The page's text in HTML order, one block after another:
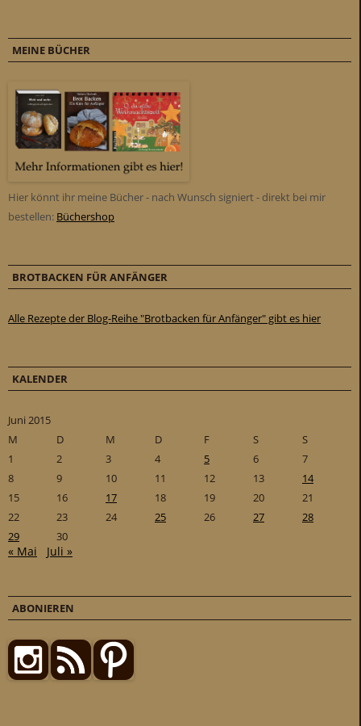
MEINE BÜCHER
Hier könnt ihr meine Bücher - nach Wunsch signiert - direkt bei mir
bestellen: Büchershop
BROTBACKEN FÜR ANFÄNGER
Alle Rezepte der Blog-Reihe "Brotbacken für Anfänger" gibt es hier
KALENDER
Juni 2015
M
D M D F S
S
1
2 3 4 5 6
7
8
9 10 11 12 13
14
15
16 17 18 19 20
21
22
23 24 25 26 27
28
29
30
« Mai Juli »
ABONIEREN